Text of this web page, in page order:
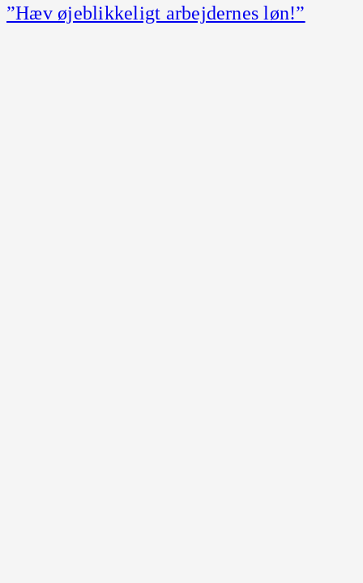
”Hæv øjeblikkeligt arbejdernes løn!”